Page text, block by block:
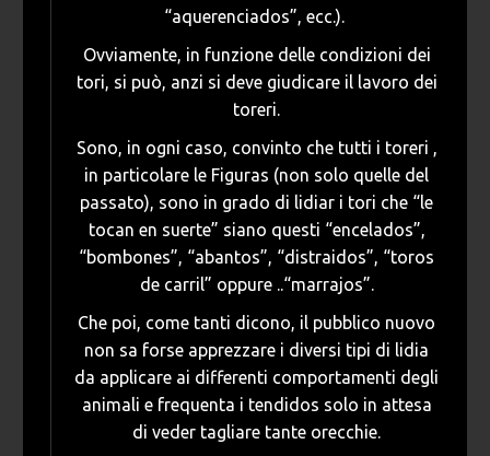
“aquerenciados”, ecc.).
Ovviamente, in funzione delle condizioni dei
tori, si può, anzi si deve giudicare il lavoro dei
toreri.
Sono, in ogni caso, convinto che tutti i toreri ,
in particolare le Figuras (non solo quelle del
passato), sono in grado di lidiar i tori che “le
tocan en suerte” siano questi “encelados”,
“bombones”, “abantos”, “distraidos”, “toros
de carril” oppure ..“marrajos”.
Che poi, come tanti dicono, il pubblico nuovo
non sa forse apprezzare i diversi tipi di lidia
da applicare ai differenti comportamenti degli
animali e frequenta i tendidos solo in attesa
di veder tagliare tante orecchie.